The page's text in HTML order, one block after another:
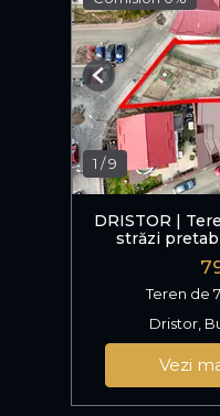
1 /9
Previous
DRISTOR |
străzi
Teren de
Dristor,
Vezi